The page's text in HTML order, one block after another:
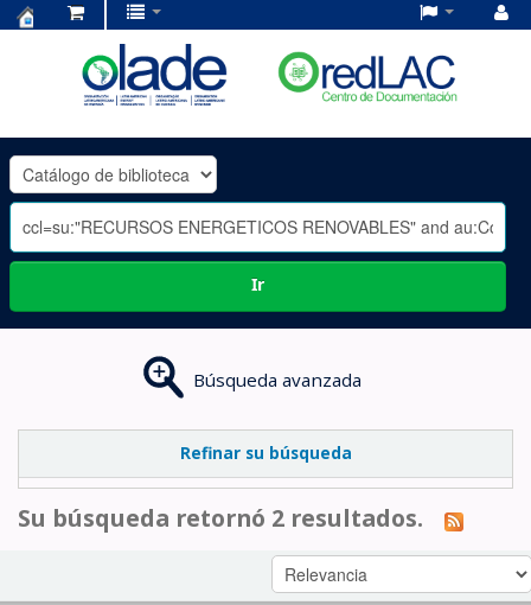
OLADE
-
Ir
Búsqueda avanzada
Refinar su búsqueda
Su búsqueda retornó 2 resultados.